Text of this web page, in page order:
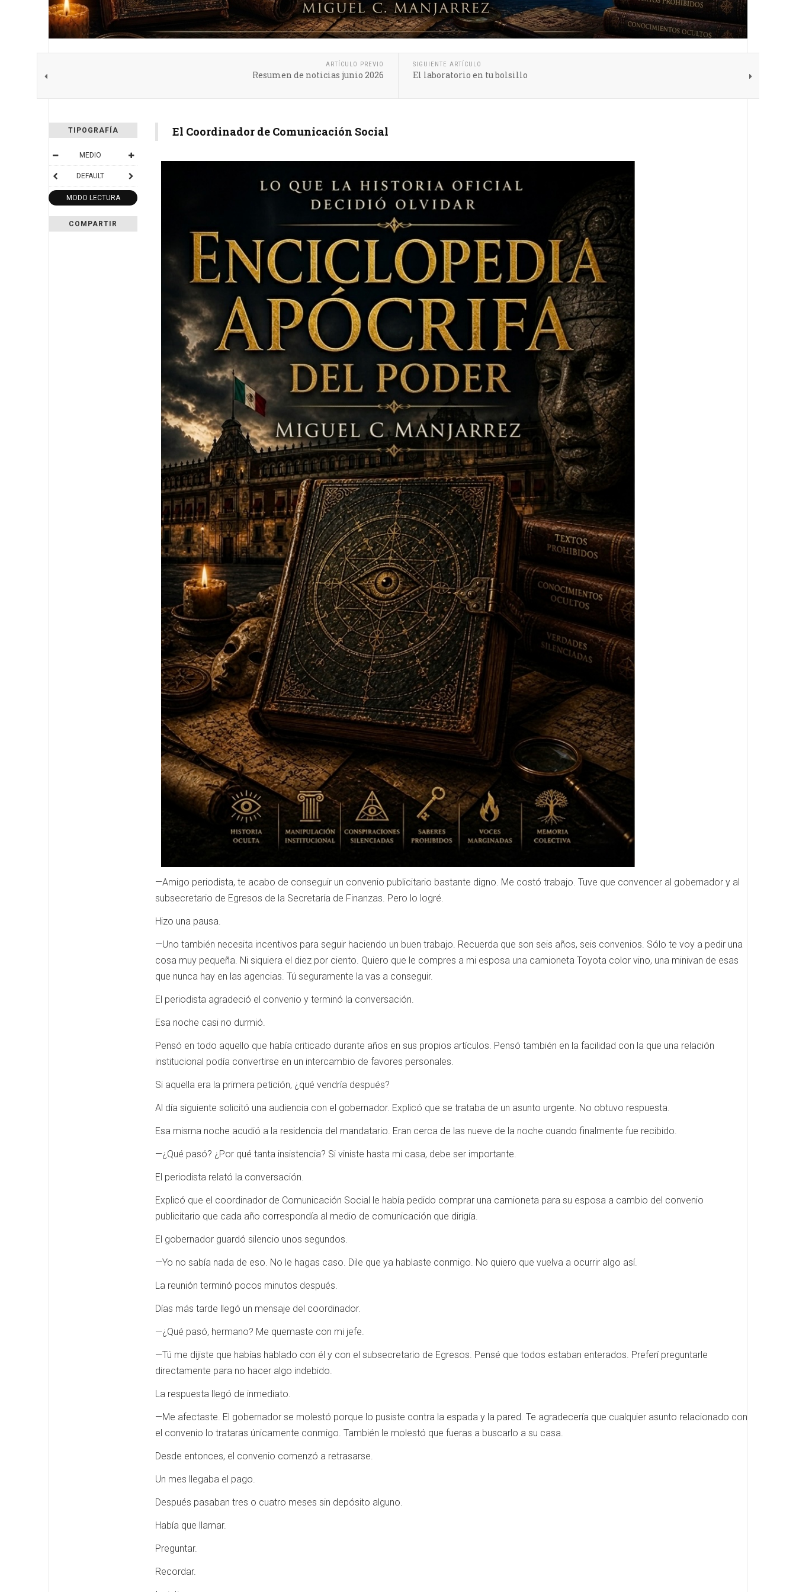
ARTÍCULO PREVIO
Resumen de noticias junio 2026
SIGUIENTE ARTÍCULO
El laboratorio en tu bolsillo
TIPOGRAFÍA
MEDIO
DEFAULT
MODO LECTURA
COMPARTIR
El Coordinador de Comunicación Social
—Amigo periodista, te acabo de conseguir un convenio publicitario bastante digno. Me costó trabajo. Tuve que convencer al gobernador y al
subsecretario de Egresos de la Secretaría de Finanzas. Pero lo logré.
Hizo una pausa.
—Uno también necesita incentivos para seguir haciendo un buen trabajo. Recuerda que son seis años, seis convenios. Sólo te voy a pedir una
cosa muy pequeña. Ni siquiera el diez por ciento. Quiero que le compres a mi esposa una camioneta Toyota color vino, una minivan de esas
que nunca hay en las agencias. Tú seguramente la vas a conseguir.
El periodista agradeció el convenio y terminó la conversación.
Esa noche casi no durmió.
Pensó en todo aquello que había criticado durante años en sus propios artículos. Pensó también en la facilidad con la que una relación
institucional podía convertirse en un intercambio de favores personales.
Si aquella era la primera petición, ¿qué vendría después?
Al día siguiente solicitó una audiencia con el gobernador. Explicó que se trataba de un asunto urgente. No obtuvo respuesta.
Esa misma noche acudió a la residencia del mandatario. Eran cerca de las nueve de la noche cuando finalmente fue recibido.
—¿Qué pasó? ¿Por qué tanta insistencia? Si viniste hasta mi casa, debe ser importante.
El periodista relató la conversación.
Explicó que el coordinador de Comunicación Social le había pedido comprar una camioneta para su esposa a cambio del convenio
publicitario que cada año correspondía al medio de comunicación que dirigía.
El gobernador guardó silencio unos segundos.
—Yo no sabía nada de eso. No le hagas caso. Dile que ya hablaste conmigo. No quiero que vuelva a ocurrir algo así.
La reunión terminó pocos minutos después.
Días más tarde llegó un mensaje del coordinador.
—¿Qué pasó, hermano? Me quemaste con mi jefe.
—Tú me dijiste que habías hablado con él y con el subsecretario de Egresos. Pensé que todos estaban enterados. Preferí preguntarle
directamente para no hacer algo indebido.
La respuesta llegó de inmediato.
—Me afectaste. El gobernador se molestó porque lo pusiste contra la espada y la pared. Te agradecería que cualquier asunto relacionado con
el convenio lo trataras únicamente conmigo. También le molestó que fueras a buscarlo a su casa.
Desde entonces, el convenio comenzó a retrasarse.
Un mes llegaba el pago.
Después pasaban tres o cuatro meses sin depósito alguno.
Había que llamar.
Preguntar.
Recordar.